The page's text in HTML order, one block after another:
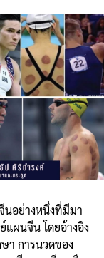
นอย่างหนึ่งที่มีมา
ผนจีน โดยอ้างอิง
า การนวดของ